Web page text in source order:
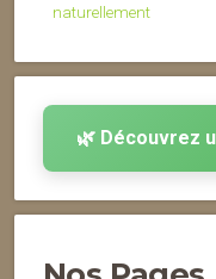
naturellement
🌿 Découvrez